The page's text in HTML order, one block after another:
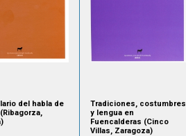
del habla de
Tradiciones, costumbres
y lengua en
Fuencalderas (Cinco
Villas, Zaragoza)